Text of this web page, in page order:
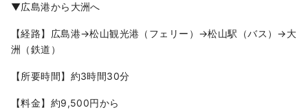
▼広島港から大洲へ
【経路】広島港→松山観光港（フェリー）→松山駅（バス）→大
洲（鉄道）
【所要時間】約3時間30分
【料金】約9,500円から